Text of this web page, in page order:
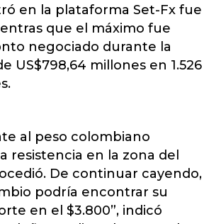
en la plataforma Set-Fx fue
que el máximo fue
negociado durante la
US$798,64 millones en 1.526
al peso colombiano
resistencia en la zona del
De continuar cayendo,
podría encontrar su
en el $3.800”, indicó